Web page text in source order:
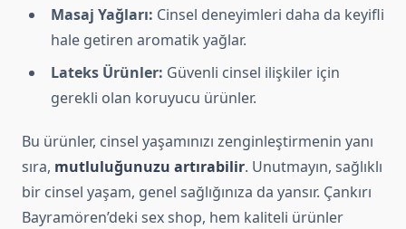
Masaj Yağları: Cinsel deneyimleri daha da keyifli
hale getiren aromatik yağlar.
Lateks Ürünler: Güvenli cinsel ilişkiler için
gerekli olan koruyucu ürünler.
Bu ürünler, cinsel yaşamınızı zenginleştirmenin yanı
sıra, mutluluğunuzu artırabilir. Unutmayın, sağlıklı
bir cinsel yaşam, genel sağlığınıza da yansır. Çankırı
Bayramören’deki sex shop, hem kaliteli ürünler